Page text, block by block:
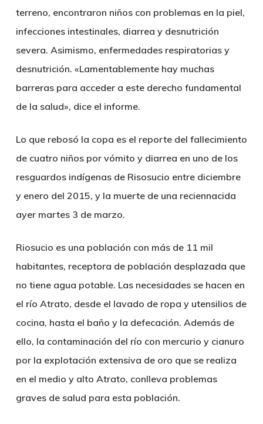
terreno, encontraron niños con problemas en la piel,
infecciones intestinales, diarrea y desnutrición
severa. Asimismo, enfermedades respiratorias y
desnutrición. «Lamentablemente hay muchas
barreras para acceder a este derecho fundamental
de la salud», dice el informe.
Lo que rebosó la copa es el reporte del fallecimiento
de cuatro niños por vómito y diarrea en uno de los
resguardos indígenas de Risosucio entre diciembre
y enero del 2015, y la muerte de una reciennacida
ayer martes 3 de marzo.
Riosucio es una población con más de 11 mil
habitantes, receptora de población desplazada que
no tiene agua potable. Las necesidades se hacen en
el río Atrato, desde el lavado de ropa y utensilios de
cocina, hasta el baño y la defecación. Además de
ello, la contaminación del río con mercurio y cianuro
por la explotación extensiva de oro que se realiza
en el medio y alto Atrato, conlleva problemas
graves de salud para esta población.